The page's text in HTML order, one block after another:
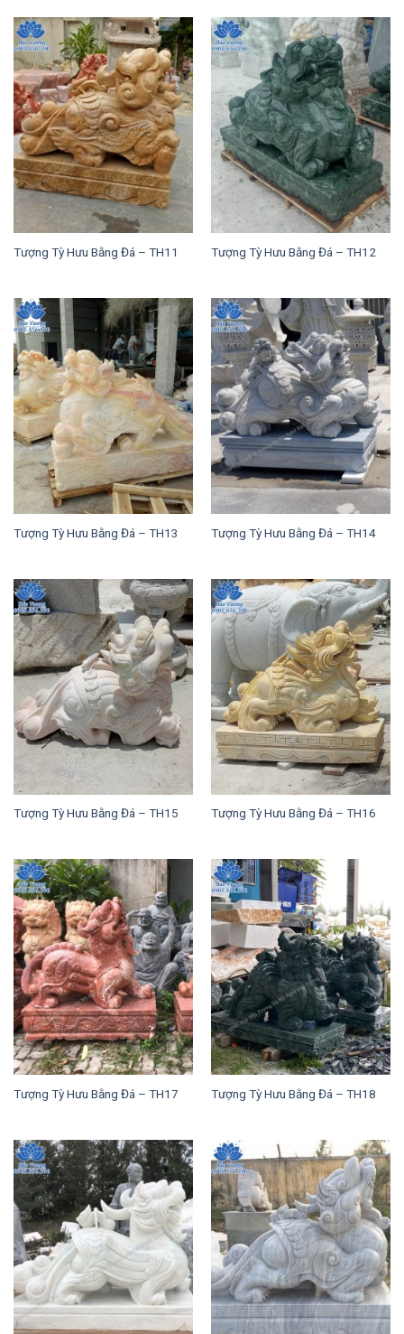
Tượng Tỳ Hưu Bằng Đá – TH11 Tượng Tỳ Hưu Bằng Đá – TH12
Tượng Tỳ Hưu Bằng Đá – TH13 Tượng Tỳ Hưu Bằng Đá – TH14
Tượng Tỳ Hưu Bằng Đá – TH15 Tượng Tỳ Hưu Bằng Đá – TH16
Tượng Tỳ Hưu Bằng Đá – TH17 Tượng Tỳ Hưu Bằng Đá – TH18